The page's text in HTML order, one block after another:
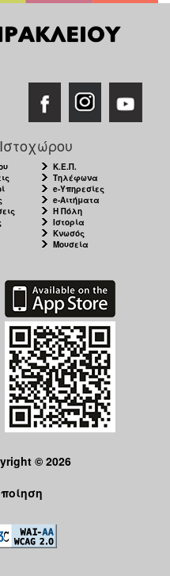
Κ.Ε.Π.
Τηλέφωνα
e-Υπηρεσίες
e-Αιτήματα
Η Πόλη
Ιστορία
Κνωσός
Μουσεία
© 2026